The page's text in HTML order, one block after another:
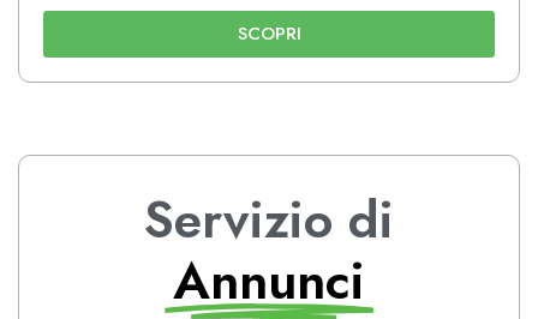
SCOPRI
Servizio di
Annunci